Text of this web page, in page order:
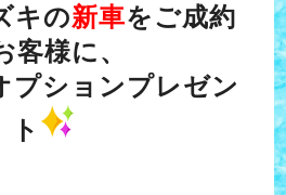
キの新車をご成約
客様に、
プションプレゼン
ト